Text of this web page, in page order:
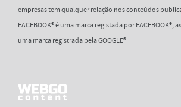
empresas tem qualquer relação nos conteúdos
FACEBOOK® é uma marca registada por FACEBOOK®,
uma marca registrada pela GOOGLE®